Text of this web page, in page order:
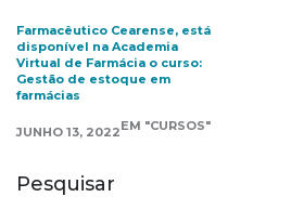
Farmacêutico Cearense, está
disponível na Academia
Virtual de Farmácia o curso:
Gestão de estoque em
farmácias
JUNHO 13, 2022EM "CURSOS"
Pesquisar